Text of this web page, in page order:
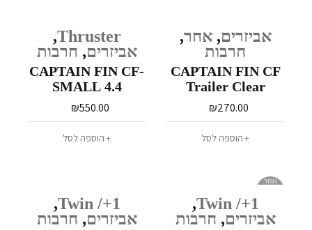
אביזרים,אחר,
חרבות
CAPTAIN FIN CF
Trailer Clear
₪270.00
הוספה לסל
Thruster
,
אביזרים, חרבות
CAPTAIN FIN CF-
SMALL 4.4
₪550.00
הוספה לסל
נגמר
Twin /+1
,
אביזרים, חרבות
Twin /+1
,
אביזרים, חרבות